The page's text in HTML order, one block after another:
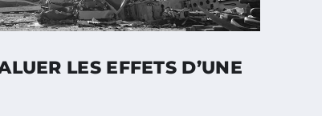
LES EFFETS D’UNE